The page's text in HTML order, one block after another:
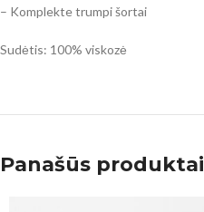
– Komplekte trumpi šortai
Sudėtis: 100% viskozė
Panašūs produktai